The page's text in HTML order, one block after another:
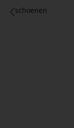
schoenen